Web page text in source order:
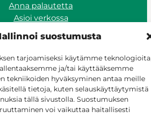
suostumusta
tarjoamiseksi käytämme
ja/tai käyttääksemme
tekniikoiden hyväksyminen antaa meille
tietoja, kuten selauskäyttäytymistä
tällä sivustolla. Suostumuksen
voi vaikuttaa haitallisesti
Anna palautetta
Asioi verkossa
ja maksaminen
Saavutettavuus
Evästekäytäntö
Hallitse suostumusta